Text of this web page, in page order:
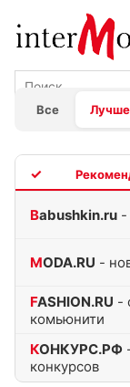
Все
Babushkin.ru -
MODA.RU -
FASHION.RU -
комьюнити
КОНКУРС.РФ
конкурсов